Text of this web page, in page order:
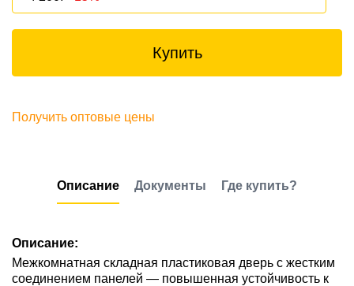
Купить
Получить оптовые цены
Описание Документы Где купить?
Описание:
Межкомнатная складная пластиковая дверь с жестким
соединением панелей — повышенная устойчивость к